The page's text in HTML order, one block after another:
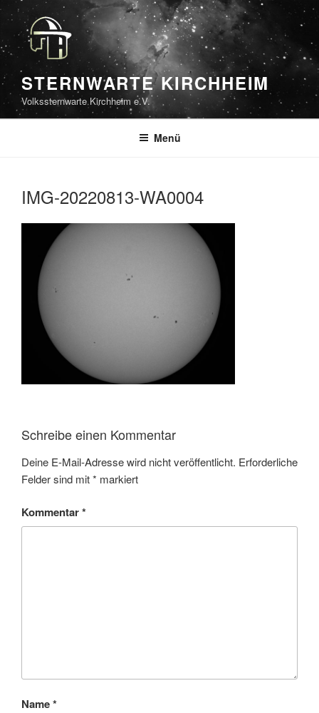
Zum
Inhalt
springen
STERNWARTE KIRCHHEIM
Volkssternwarte Kirchheim e.V.
Menü
IMG-20220813-WA0004
Schreibe einen Kommentar
Deine E-Mail-Adresse wird nicht veröffentlicht. Erforderliche
Felder sind mit* markiert
Kommentar*
Name*